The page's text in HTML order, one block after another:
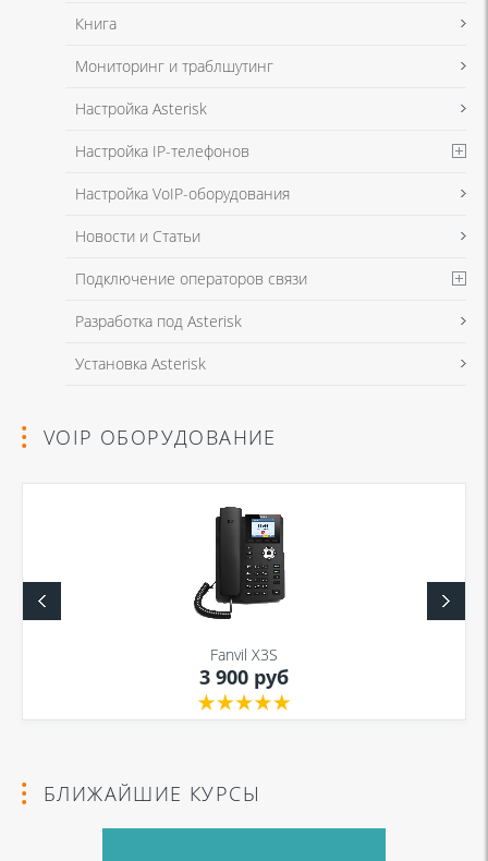
Книга
Мониторинг и траблшутинг
Настройка Asterisk
Настройка IP-телефонов
Настройка VoIP-оборудования
Новости и Статьи
Подключение операторов связи
Разработка под Asterisk
Установка Asterisk
VOIP ОБОРУДОВАНИЕ
Fanvil X3S
3 900 руб
БЛИЖАЙШИЕ КУРСЫ